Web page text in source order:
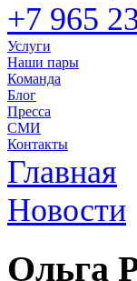
+7 965
Услуги
Наши пары
Команда
Блог
Пресса
СМИ
Контакты
Главная
Новости
Ольга